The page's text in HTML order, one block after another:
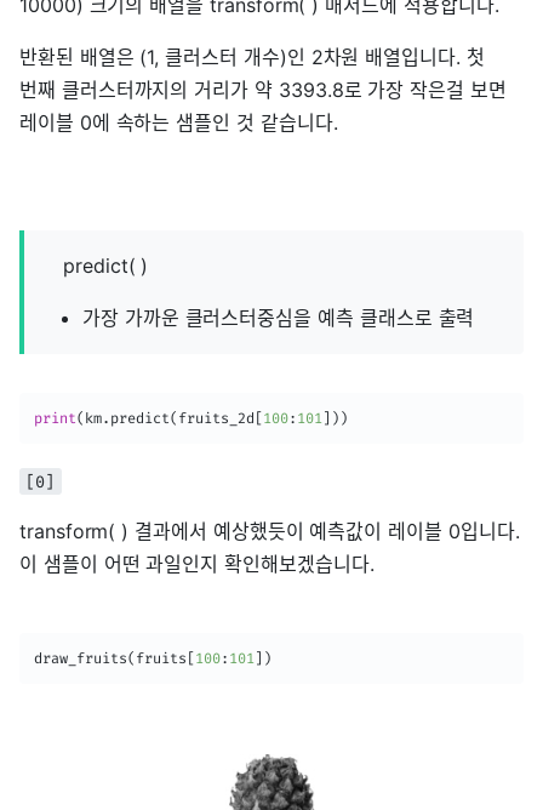
10000) 크기의 배열을 transform( ) 매서드에 적용합니다.
반환된 배열은 (1, 클러스터 개수)인 2차원 배열입니다. 첫
번째 클러스터까지의 거리가 약 3393.8로 가장 작은걸 보면
레이블 0에 속하는 샘플인 것 같습니다.
predict( )
가장 가까운 클러스터중심을 예측 클래스로 출력
print( km. predict( fruits_2d 100: 101 ) )
[0]
transform( ) 결과에서 예상했듯이 예측값이 레이블 0입니다.
이 샘플이 어떤 과일인지 확인해보겠습니다.
draw_fruits( fruits 100: 101 )